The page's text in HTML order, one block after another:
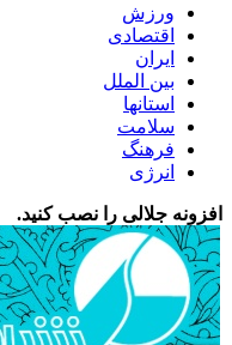
ورزش
اقتصادی
ایران
بین الملل
استانها
سلامت
فرهنگ
انرژی
افزونه جلالی را نصب کنید.